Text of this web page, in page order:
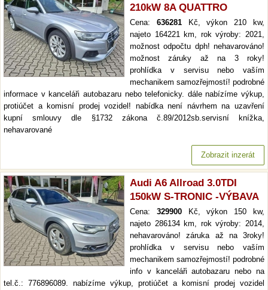
210kW 8A QUATTRO
Cena: 636281Kč, výkon 210 kw,
najeto 164221 km, rok výroby: 2021,
možnost odpočtu dph! nehavarováno!
možnost záruky až na 3 roky!
prohlídka v servisu nebo vaším
mechanikem samozřejmostí! podrobné
informace v kanceláři autobazaru nebo telefonicky. dále nabízíme výkup,
protiúčet a komisní prodej vozidel! nabídka není návrhem na uzavření
kupní smlouvy dle §1732 zákona č.89/2012sb.servisní knížka,
nehavarované
Zobrazit inzerát
Audi A6 Allroad 3.0TDI
150kW S-TRONIC -VÝBAVA
Cena: 329900Kč, výkon 150 kw,
najeto 286134 km, rok výroby: 2014,
nehavarováno! záruka až na 3roky!
prohlídka v servisu nebo vaším
mechanikem samozřejmostí! podrobné
info v kanceláři autobazaru nebo na
tel.č.: 776896089. nabízíme výkup, protiúčet a komisní prodej vozidel